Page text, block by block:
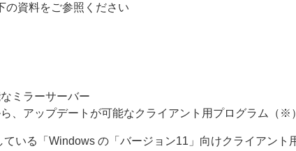
の資料をご参照ください
ミラーサーバー
、アップデートが可能なクライアント用プログラム（※）
ている「Windows の「バージョン11」向けクライアント